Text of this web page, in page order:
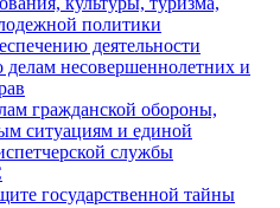
политики
деятельности
делам несовершеннолетних и
гражданской обороны,
ситуациям и единой
службы
государственной тайны